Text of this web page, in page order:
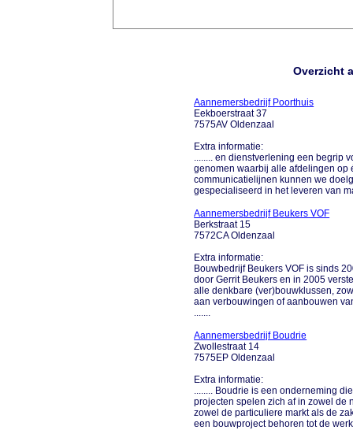
Overzicht
Aannemersbedrijf Poorthuis
Eekboerstraat 37
7575AV Oldenzaal
Extra informatie:
........ en dienstverlening een begrip
genomen waarbij alle afdelingen op
communicatielijnen kunnen we
gespecialiseerd in het leveren van
Aannemersbedrijf Beukers VOF
Berkstraat 15
7572CA Oldenzaal
Extra informatie:
Bouwbedrijf Beukers VOF is sinds
door Gerrit Beukers en in 2005
alle denkbare (ver)bouwklussen,
aan verbouwingen of aanbouwen
.......
Aannemersbedrijf Boudrie
Zwollestraat 14
7575EP Oldenzaal
Extra informatie:
........ Boudrie is een onderneming
projecten spelen zich af in zowel de
zowel de particuliere markt als de
een bouwproject behoren tot de